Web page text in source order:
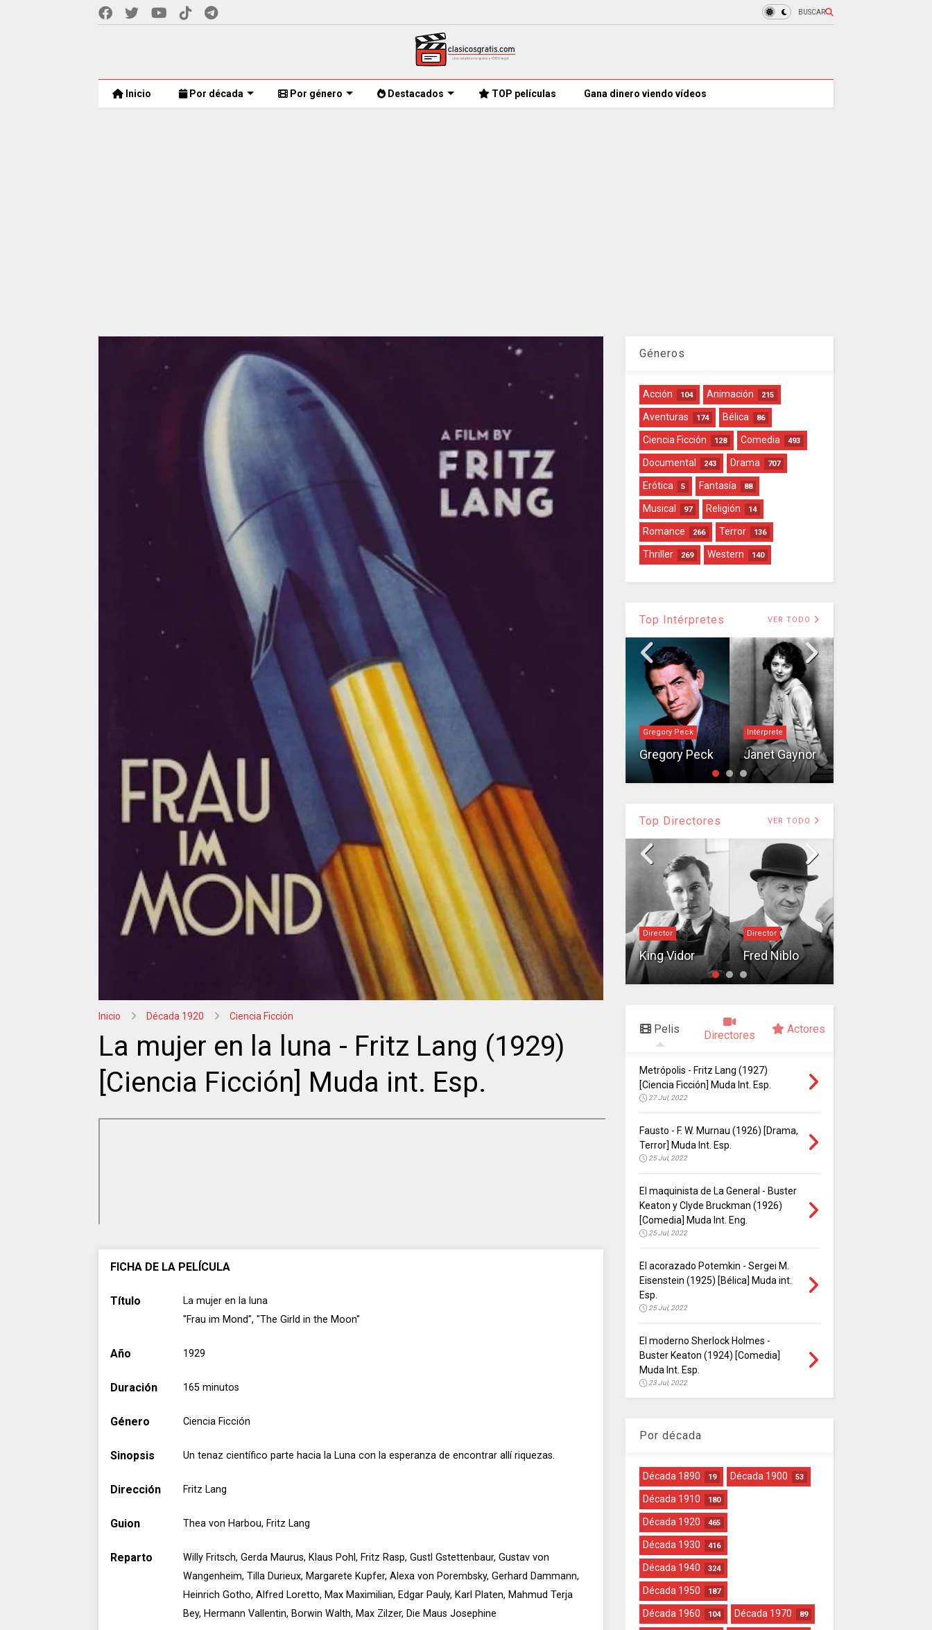
BUSCAR
Inicio Por década Por género Destacados TOP películas Gana dinero viendo vídeos
Inicio Década 1920 Ciencia Ficción
La mujer en la luna - Fritz Lang (1929)
[Ciencia Ficción] Muda int. Esp.
FICHA DE LA PELÍCULA
Título
La mujer en la luna
"Frau im Mond", "The Girld in the Moon"
Año 1929
Duración 165 minutos
Género Ciencia Ficción
Sinopsis Un tenaz científico parte hacia la Luna con la esperanza de encontrar allí riquezas.
Dirección Fritz Lang
Guion Thea von Harbou, Fritz Lang
Reparto
Willy Fritsch, Gerda Maurus, Klaus Pohl, Fritz Rasp, Gustl Gstettenbaur, Gustav von
Wangenheim, Tilla Durieux, Margarete Kupfer, Alexa von Porembsky, Gerhard Dammann,
Heinrich Gotho, Alfred Loretto, Max Maximilian, Edgar Pauly, Karl Platen, Mahmud Terja
Bey, Hermann Vallentin, Borwin Walth, Max Zilzer, Die Maus Josephine
Géneros
Acción 104 Animación 215
Aventuras 174 Bélica 86
Ciencia Ficción 128 Comedia 493
Documental 243 Drama 707
Erótica 5 Fantasía 88
Musical 97 Religión 14
Romance 266 Terror 136
Thriller 269 Western 140
Top Intérpretes VER TODO
George Zucco
George
Zucco
Bessie Love
Bessie Love
Gregory Peck
Gregory Peck
Intérprete
Janet Gaynor
Top Directores VER TODO
Buster Keaton
Buster
Keaton
Cecil B. DeMille
Cecil B.
DeMille
Director
King Vidor
Director
Fred Niblo
Pelis Directores Actores
Metrópolis - Fritz Lang (1927)
[Ciencia Ficción] Muda Int. Esp.
27 Jul, 2022
Fausto - F. W. Murnau (1926) [Drama,
Terror] Muda Int. Esp.
25 Jul, 2022
El maquinista de La General - Buster
Keaton y Clyde Bruckman (1926)
[Comedia] Muda Int. Eng.
25 Jul, 2022
El acorazado Potemkin - Sergei M.
Eisenstein (1925) [Bélica] Muda int.
Esp.
25 Jul, 2022
El moderno Sherlock Holmes -
Buster Keaton (1924) [Comedia]
Muda Int. Esp.
23 Jul, 2022
Por década
Década 1890 19 Década 1900 53
Década 1910 180
Década 1920 465
Década 1930 416
Década 1940 324
Década 1950 187
Década 1960 104 Década 1970 89